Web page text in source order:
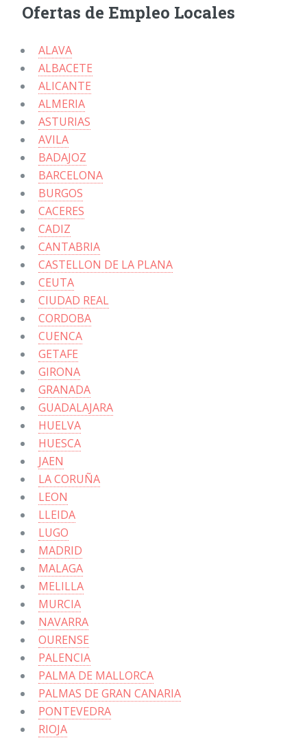
Ofertas de Empleo Locales
ALAVA
ALBACETE
ALICANTE
ALMERIA
ASTURIAS
AVILA
BADAJOZ
BARCELONA
BURGOS
CACERES
CADIZ
CANTABRIA
CASTELLON DE LA PLANA
CEUTA
CIUDAD REAL
CORDOBA
CUENCA
GETAFE
GIRONA
GRANADA
GUADALAJARA
HUELVA
HUESCA
JAEN
LA CORUÑA
LEON
LLEIDA
LUGO
MADRID
MALAGA
MELILLA
MURCIA
NAVARRA
OURENSE
PALENCIA
PALMA DE MALLORCA
PALMAS DE GRAN CANARIA
PONTEVEDRA
RIOJA